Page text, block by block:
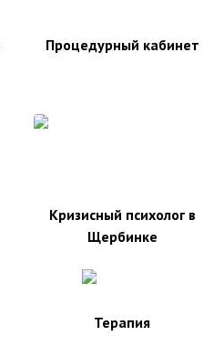
Процедурный кабинет
Кризисный психолог в
Щербинке
Терапия